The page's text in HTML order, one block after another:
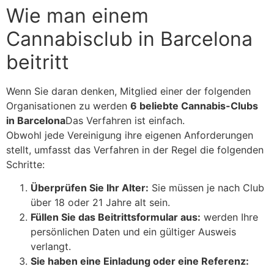
Wie man einem
Cannabisclub in Barcelona
beitritt
Wenn Sie daran denken, Mitglied einer der folgenden
Organisationen zu werden 6 beliebte Cannabis-Clubs
in BarcelonaDas Verfahren ist einfach.
Obwohl jede Vereinigung ihre eigenen Anforderungen
stellt, umfasst das Verfahren in der Regel die folgenden
Schritte:
Überprüfen Sie Ihr Alter: Sie müssen je nach Club
über 18 oder 21 Jahre alt sein.
Füllen Sie das Beitrittsformular aus: werden Ihre
persönlichen Daten und ein gültiger Ausweis
verlangt.
Sie haben eine Einladung oder eine Referenz: